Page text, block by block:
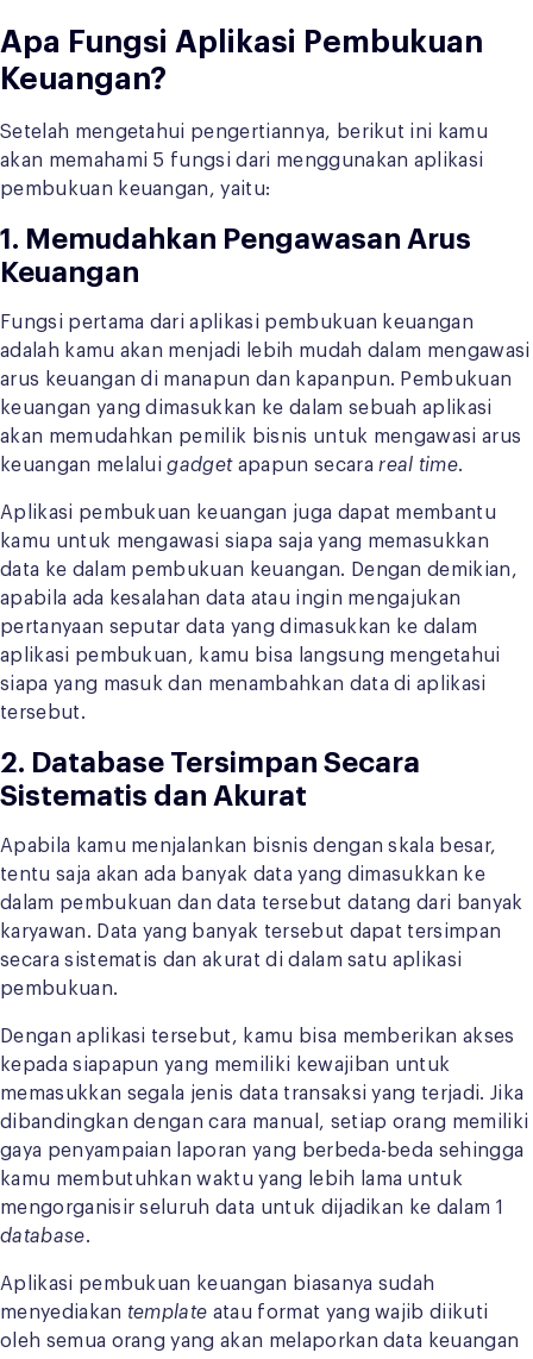
Apa Fungsi Aplikasi Pembukuan
Keuangan?
Setelah mengetahui pengertiannya, berikut ini kamu
akan memahami 5 fungsi dari menggunakan aplikasi
pembukuan keuangan, yaitu:
1. Memudahkan Pengawasan Arus
Keuangan
Fungsi pertama dari aplikasi pembukuan keuangan
adalah kamu akan menjadi lebih mudah dalam mengawasi
arus keuangan di manapun dan kapanpun. Pembukuan
keuangan yang dimasukkan ke dalam sebuah aplikasi
akan memudahkan pemilik bisnis untuk mengawasi arus
keuangan melaluigadgetapapun secarareal time.
Aplikasi pembukuan keuangan juga dapat membantu
kamu untuk mengawasi siapa saja yang memasukkan
data ke dalam pembukuan keuangan. Dengan demikian,
apabila ada kesalahan data atau ingin mengajukan
pertanyaan seputar data yang dimasukkan ke dalam
aplikasi pembukuan, kamu bisa langsung mengetahui
siapa yang masuk dan menambahkan data di aplikasi
tersebut.
2. Database Tersimpan Secara
Sistematis dan Akurat
Apabila kamu menjalankan bisnis dengan skala besar,
tentu saja akan ada banyak data yang dimasukkan ke
dalam pembukuan dan data tersebut datang dari banyak
karyawan. Data yang banyak tersebut dapat tersimpan
secara sistematis dan akurat di dalam satu aplikasi
pembukuan.
Dengan aplikasi tersebut, kamu bisa memberikan akses
kepada siapapun yang memiliki kewajiban untuk
memasukkan segala jenis data transaksi yang terjadi. Jika
dibandingkan dengan cara manual, setiap orang memiliki
gaya penyampaian laporan yang berbeda-beda sehingga
kamu membutuhkan waktu yang lebih lama untuk
mengorganisir seluruh data untuk dijadikan ke dalam 1
database.
Aplikasi pembukuan keuangan biasanya sudah
menyediakan template atau format yang wajib diikuti
oleh semua orang yang akan melaporkan data keuangan